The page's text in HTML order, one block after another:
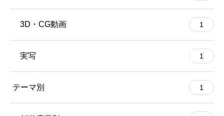
3D・CG動画 1
実写 1
テーマ別 1